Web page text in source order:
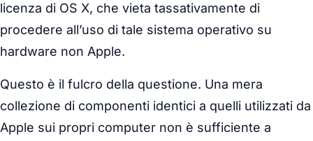
licenza di OS X, che vieta tassativamente di
procedere all’uso di tale sistema operativo su
hardware non Apple.
Questo è il fulcro della questione. Una mera
collezione di componenti identici a quelli utilizzati da
Apple sui propri computer non è sufficiente a